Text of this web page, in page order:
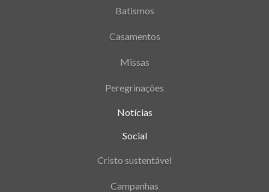
Batismos
Casamentos
Missas
Peregrinações
Notícias
Social
Cristo sustentável
Campanhas